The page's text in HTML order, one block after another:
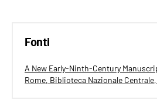
Fonti
A New Early-Ninth-Century
Rome, Biblioteca Nazionale